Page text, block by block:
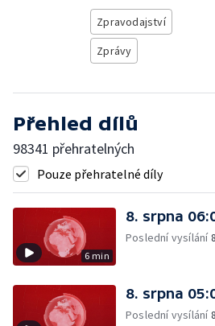
Zpravodajství
Zprávy
Přehled dílů
98341 přehratelných
Pouze přehratelné díly
6 min
8. srpna
Poslední vysílání
8. srpna
Poslední vysílání